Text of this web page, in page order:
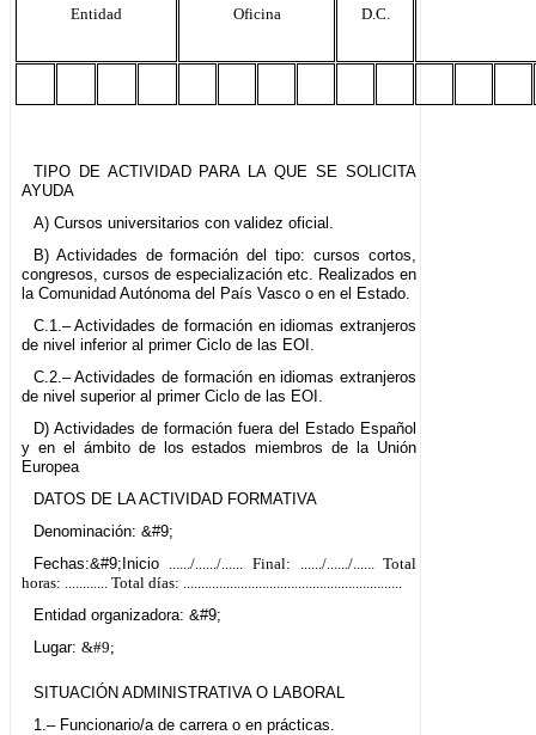
Entidad Oficina D.C.
TIPO DE ACTIVIDAD PARA LA QUE SE SOLICITA
AYUDA
A) Cursos universitarios con validez oficial.
B) Actividades de formación del tipo: cursos cortos,
congresos, cursos de especialización etc. Realizados en
la Comunidad Autónoma del País Vasco o en el Estado.
C.1.– Actividades de formación en idiomas extranjeros
de nivel inferior al primer Ciclo de las EOI.
C.2.– Actividades de formación en idiomas extranjeros
de nivel superior al primer Ciclo de las EOI.
D) Actividades de formación fuera del Estado Español
y en el ámbito de los estados miembros de la Unión
Europea
DATOS DE LA ACTIVIDAD FORMATIVA
Denominación: &#9;
Fechas:&#9;Inicio
....../....../...... Final: ....../....../......Total
horas:
Total días: .............................................................
Entidad organizadora: &#9;
Lugar: &#9;
SITUACIÓN ADMINISTRATIVA O LABORAL
1.– Funcionario/a de carrera o en prácticas.